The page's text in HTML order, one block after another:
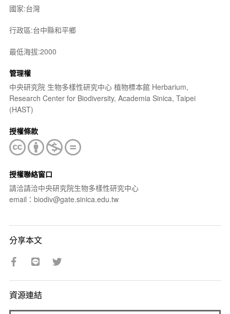
國家:台灣
行政區:台中縣和平鄉
最低海拔:2000
管理權
中央研究院 生物多樣性研究中心 植物標本館 Herbarium,
Research Center for Biodiversity, Academia Sinica, Taipei
(HAST)
授權條款
授權聯絡窗口
請洽請洽中央研究院生物多樣性研究中心
email：biodiv@gate.sinica.edu.tw
分享本文
資源連結